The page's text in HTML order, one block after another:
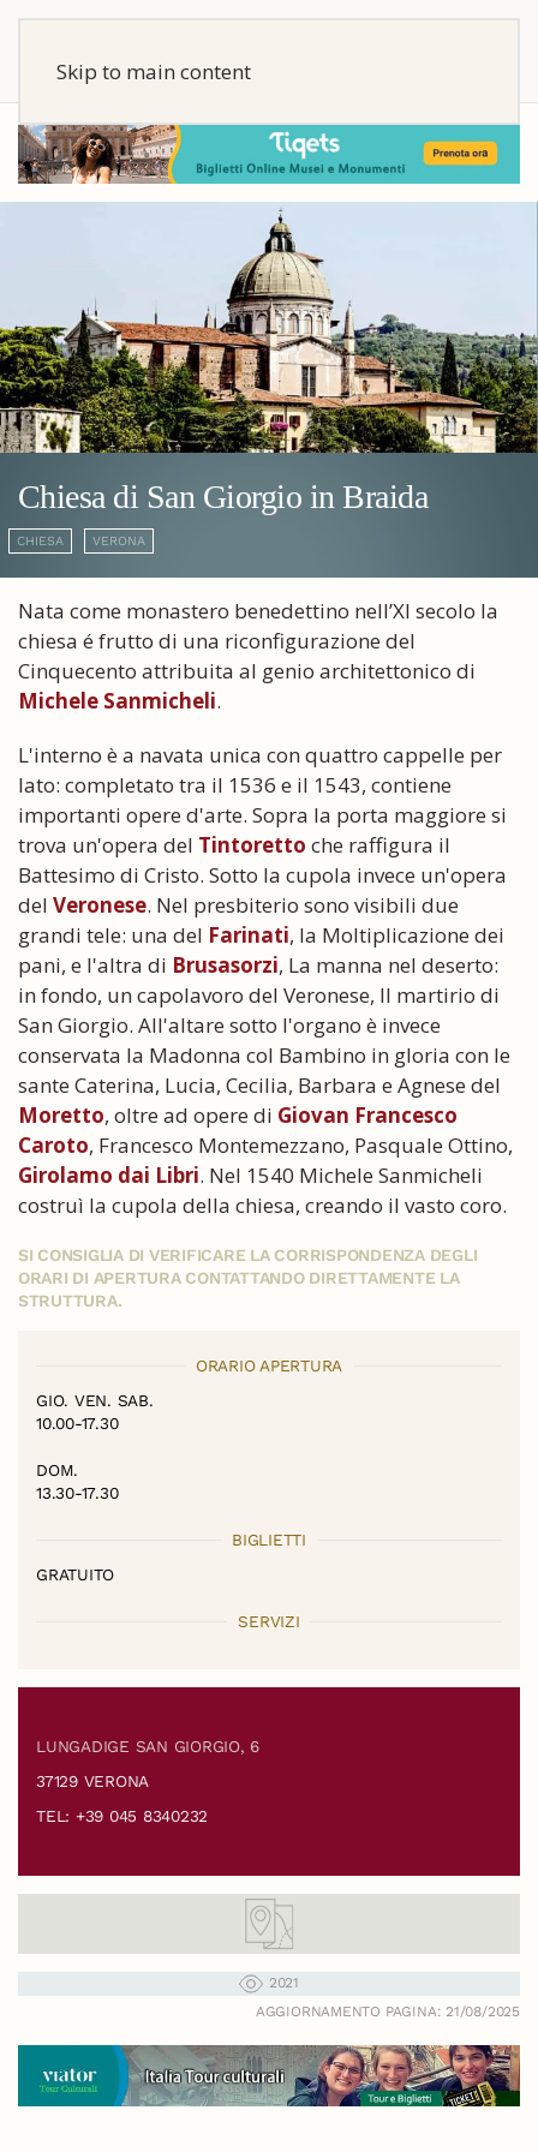
Skip to main content
Chiesa di San Giorgio in Braida
CHIESA VERONA
Nata come monastero benedettino nell’XI secolo la
chiesa é frutto di una riconfigurazione del
Cinquecento attribuita al genio architettonico di
Michele Sanmicheli.
L'interno è a navata unica con quattro cappelle per
lato: completato tra il 1536 e il 1543, contiene
importanti opere d'arte. Sopra la porta maggiore si
trova un'opera del Tintoretto che raffigura il
Battesimo di Cristo. Sotto la cupola invece un'opera
del Veronese. Nel presbiterio sono visibili due
grandi tele: una del Farinati, la Moltiplicazione dei
pani, e l'altra di Brusasorzi, La manna nel deserto:
in fondo, un capolavoro del Veronese, Il martirio di
San Giorgio. All'altare sotto l'organo è invece
conservata la Madonna col Bambino in gloria con le
sante Caterina, Lucia, Cecilia, Barbara e Agnese del
Moretto, oltre ad opere di Giovan Francesco
Caroto, Francesco Montemezzano, Pasquale Ottino,
Girolamo dai Libri. Nel 1540 Michele Sanmicheli
costruì la cupola della chiesa, creando il vasto coro.
SI CONSIGLIA DI VERIFICARE LA CORRISPONDENZA DEGLI
ORARI DI APERTURA CONTATTANDO DIRETTAMENTE LA
STRUTTURA.
ORARIO APERTURA
GIO. VEN. SAB.
10.00-17.30
DOM.
13.30-17.30
BIGLIETTI
GRATUITO
SERVIZI
LUNGADIGE SAN GIORGIO, 6
37129 VERONA
TEL: +39 045 8340232
2021
AGGIORNAMENTO PAGINA: 21/08/2025